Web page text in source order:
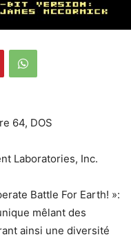
64, DOS
Laboratories, Inc.
Battle For Earth! »:
mêlant des
ainsi une diversité